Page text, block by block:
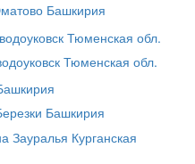
Башкирия
Тюменская обл.
Башкирия